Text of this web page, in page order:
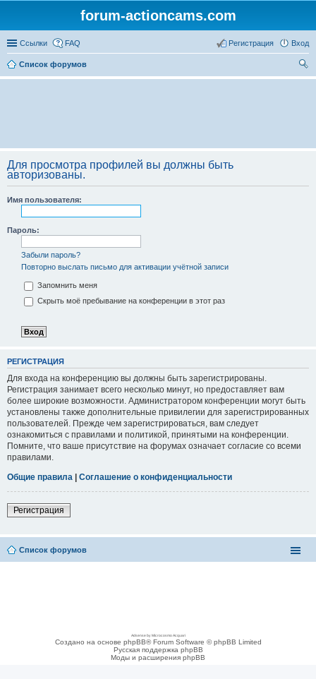
forum-actioncams.com
Ссылки FAQ Вход
Регистрация
Список форумов
ои
Для просмотра профилей вы должны быть
авторизованы.
Имя пользователя:
Пароль:
Забыли пароль?
Повторно выслать письмо для активации учётной записи
Запомнить меня
Скрыть моё пребывание на конференции в этот раз
РЕГИСТРАЦИЯ
Для входа на конференцию вы должны быть зарегистрированы.
Регистрация занимает всего несколько минут, но предоставляет вам
более широкие возможности. Администратором конференции могут быть
установлены также дополнительные привилегии для зарегистрированных
пользователей. Прежде чем зарегистрироваться, вам следует
ознакомиться с правилами и политикой, принятыми на конференции.
Помните, что ваше присутствие на форумах означает согласие со всеми
правилами.
Общие правила | Соглашение о конфиденциальности
Регистрация
Список форумов
Adsense by Microcosmo Acquari
Создано на основе phpBB® Forum Software © phpBB Limited
Русская поддержка phpBB
Моды и расширения phpBB